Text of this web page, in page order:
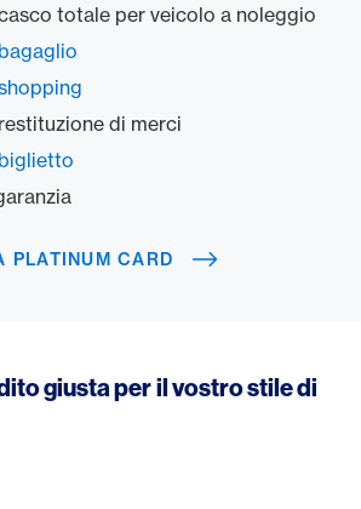
totale per veicolo a noleggio
di merci
PLATINUM CARD
giusta per il vostro stile di